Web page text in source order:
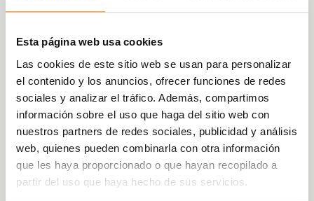
Esta página web usa cookies
Las cookies de este sitio web se usan para personalizar
el contenido y los anuncios, ofrecer funciones de redes
sociales y analizar el tráfico. Además, compartimos
información sobre el uso que haga del sitio web con
nuestros partners de redes sociales, publicidad y análisis
web, quienes pueden combinarla con otra información
que les haya proporcionado o que hayan recopilado a
partir del uso que haya hecho de sus servicios.
dormitorios con garaje y trastero, donde
terrazas.
Un lugar ideal donde desarrollar tu vida sin
preocupaciones, con la combinación perfecta
entre zonas comunes, lugar tranquilo y
desarrollo urbano.
En Célere Mirabueno podrás disfrutar de unas